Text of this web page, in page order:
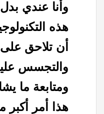
هذه
أن تلاحق
والتجسس
ومتابعة ما
هذا أمر أكبر